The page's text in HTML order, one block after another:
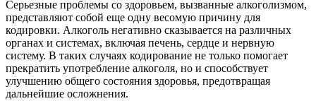
Серьезные проблемы со здоровьем, вызванные алкоголизмом,
представляют собой еще одну весомую причину для
кодировки. Алкоголь негативно сказывается на различных
органах и системах, включая печень, сердце и нервную
систему. В таких случаях кодирование не только помогает
прекратить употребление алкоголя, но и способствует
улучшению общего состояния здоровья, предотвращая
дальнейшие осложнения.